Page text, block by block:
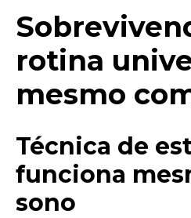
rotina
mesmo
Técnica de
funciona
sono